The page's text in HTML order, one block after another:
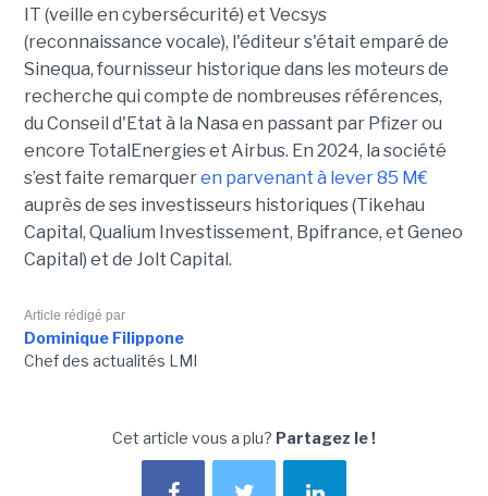
IT (veille en cybersécurité) et Vecsys
(reconnaissance vocale), l'éditeur s'était emparé de
Sinequa, fournisseur historique dans les moteurs de
recherche qui compte de nombreuses références,
du Conseil d'Etat à la Nasa en passant par Pfizer ou
encore TotalEnergies et Airbus. En 2024, la société
s’est faite remarqueren parvenant à lever 85 M€
auprès de ses investisseurs historiques (Tikehau
Capital, Qualium Investissement, Bpifrance, et Geneo
Capital) et de Jolt Capital.
Article rédigé par
Dominique Filippone
Chef des actualités LMI
Cet article vous a plu? Partagez le !